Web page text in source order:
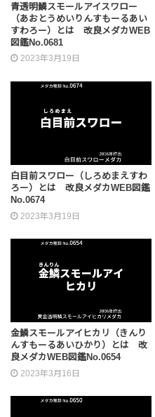
青透明鱗スモールアイスワロー
（あおとうめいりんすもーるあい
すわろー）とは 改良メダカWEB
図鑑No.0681
2023年3月19日
白目前スワロー（しろめまえすわ
ろー）とは 改良メダカWEB図鑑
No.0674
2023年3月19日
金鱗スモールアイヒカリ（きんり
んすもーるあいひかり）とは 改
良メダカWEB図鑑No.0654
2023年3月16日